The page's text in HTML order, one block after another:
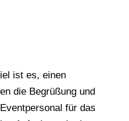
ist es, einen
die Begrüßung und
für das